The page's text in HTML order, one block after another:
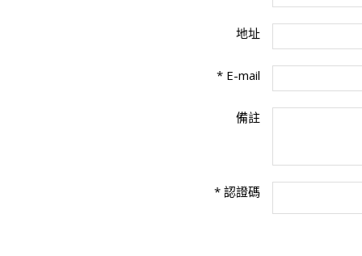
地址
* E-mail
備註
* 認證碼